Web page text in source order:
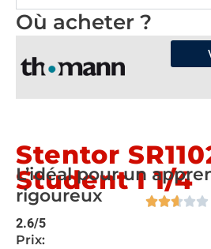
Où acheter ?
Stentor
Student I 1/4
L’idéal pour un
rigoureux
2.6/5
Prix: